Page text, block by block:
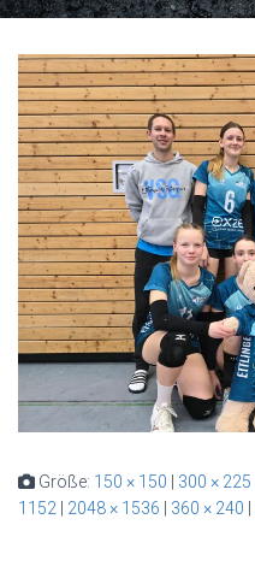
Größe: 150 × 150 | 300 × 225
1152 | 2048 × 1536 | 360 × 240 |